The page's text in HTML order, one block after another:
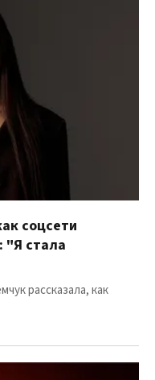
соцсети
"Я стала
рассказала, как